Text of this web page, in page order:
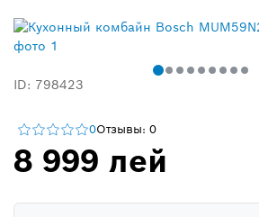
ID: 798423
0Отзывы: 0
8 999 лей